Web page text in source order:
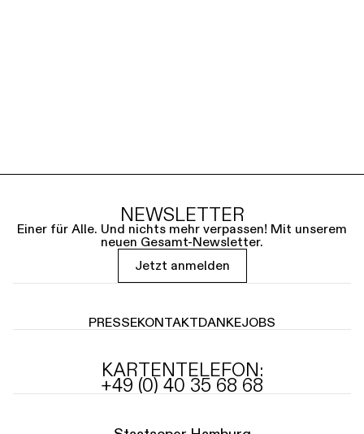
NEWSLETTER
Einer für Alle. Und nichts mehr verpassen! Mit unserem
neuen Gesamt-Newsletter.
Jetzt anmelden
PRESSEKONTAKTDANKEJOBS
KARTENTELEFON:
+49 (0) 40 35 68 68